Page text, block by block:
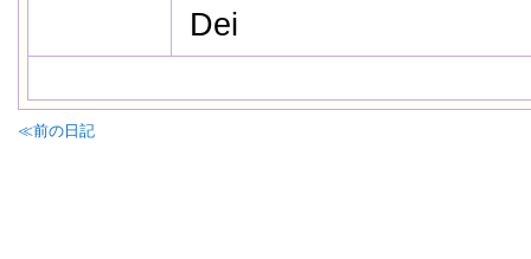
Dei
≪前の日記